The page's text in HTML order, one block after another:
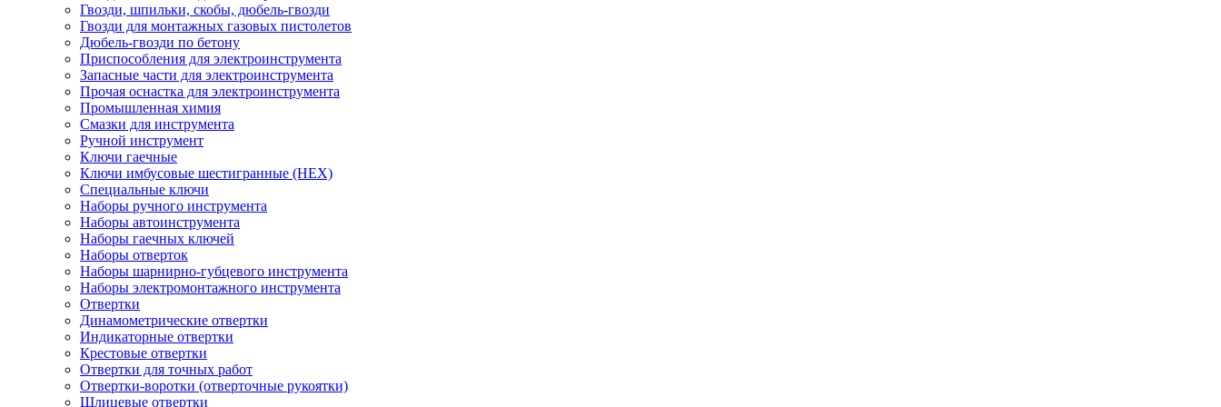
Гвозди, шпильки, скобы, дюбель-гвозди
Гвозди для монтажных газовых пистолетов
Дюбель-гвозди по бетону
Приспособления для электроинструмента
Запасные части для электроинструмента
Прочая оснастка для электроинструмента
Промышленная химия
Смазки для инструмента
Ручной инструмент
Ключи гаечные
Ключи имбусовые шестигранные (HEX)
Специальные ключи
Наборы ручного инструмента
Наборы автоинструмента
Наборы гаечных ключей
Наборы отверток
Наборы шарнирно-губцевого инструмента
Наборы электромонтажного инструмента
Отвертки
Динамометрические отвертки
Индикаторные отвертки
Крестовые отвертки
Отвертки для точных работ
Отвертки-воротки (отверточные рукоятки)
Шлицевые отвертки